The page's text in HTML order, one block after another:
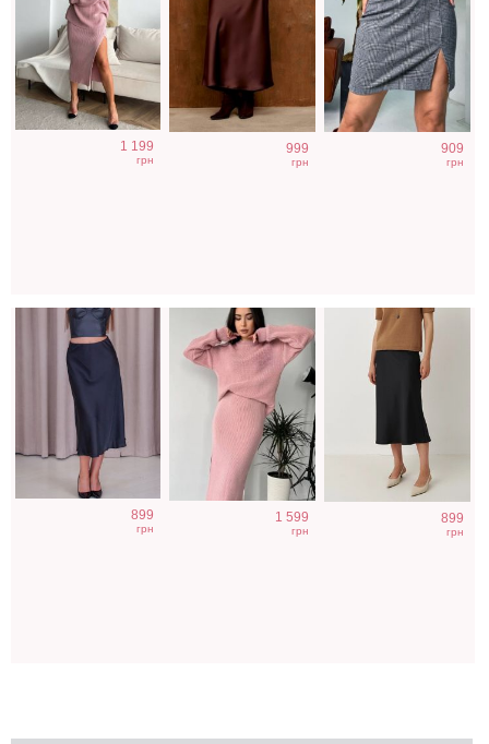
1 199
грн
999
грн
909
грн
Черная
шелковая юбка
899
грн
Вязаний костюм
на зиму для
1 599
грн
Чёрная
классическая
899
грн